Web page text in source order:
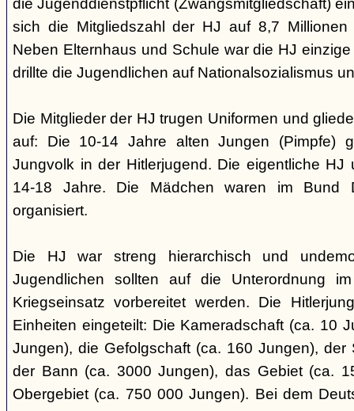
die Jugenddienstpflicht (Zwangsmitgliedschaft)
sich die Mitgliedszahl der HJ auf 8,7 Millionen
Neben Elternhaus und Schule war die HJ
drillte die Jugendlichen auf Nationalsozialismus
Die Mitglieder der HJ trugen Uniformen und
auf: Die 10-14 Jahre alten Jungen (Pimpfe)
Jungvolk in der Hitlerjugend. Die eigentliche HJ
14-18 Jahre. Die Mädchen waren im Bund
organisiert.
Die HJ war streng hierarchisch und
Jugendlichen sollten auf die Unterordnung
Kriegseinsatz vorbereitet werden. Die
Einheiten eingeteilt: Die Kameradschaft (ca. 10
Jungen), die Gefolgschaft (ca. 160 Jungen), der
der Bann (ca. 3000 Jungen), das Gebiet (ca.
Obergebiet (ca. 750 000 Jungen). Bei dem